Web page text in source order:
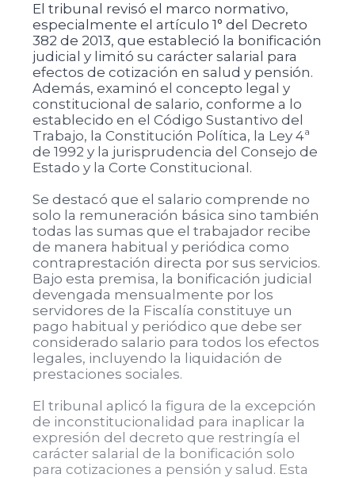
El tribunal revisó el marco normativo,
especialmente el artículo 1° del Decreto
382 de 2013, que estableció la bonificación
judicial y limitó su carácter salarial para
efectos de cotización en salud y pensión.
Además, examinó el concepto legal y
constitucional de salario, conforme a lo
establecido en el Código Sustantivo del
Trabajo, la Constitución Política, la Ley 4ª
de 1992 y la jurisprudencia del Consejo de
Estado y la Corte Constitucional.
Se destacó que el salario comprende no
solo la remuneración básica sino también
todas las sumas que el trabajador recibe
de manera habitual y periódica como
contraprestación directa por sus servicios.
Bajo esta premisa, la bonificación judicial
devengada mensualmente por los
servidores de la Fiscalía constituye un
pago habitual y periódico que debe ser
considerado salario para todos los efectos
legales, incluyendo la liquidación de
prestaciones sociales.
El tribunal aplicó la figura de la excepción
de inconstitucionalidad para inaplicar la
expresión del decreto que restringía el
carácter salarial de la bonificación solo
para cotizaciones a pensión y salud. Esta